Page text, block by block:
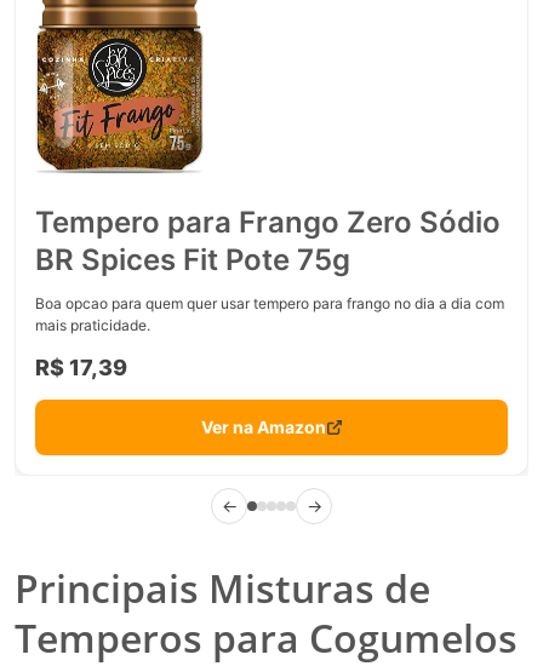
Tempero para Frango Zero Sódio
BR Spices Fit Pote 75g
Boa opcao para quem quer usar tempero para frango no dia a dia com
mais praticidade.
R$ 17,39
Ver na Amazon
← →
Principais Misturas de
Temperos para Cogumelos